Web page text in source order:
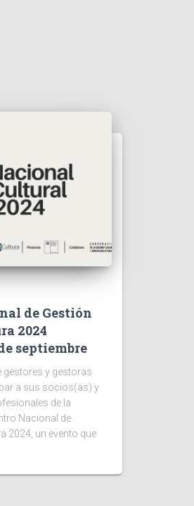
de Gestión
2024
septiembre
gestores y gestoras
a sus socios(as) y
de la
Nacional de
2024, un evento que